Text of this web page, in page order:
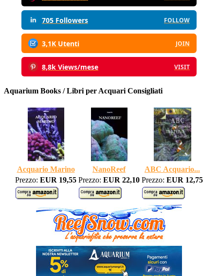
705 Followers FOLLOW
3,1K Utenti JOIN
8,8k Views/mese VISIT
Aquarium Books / Libri per Acquari Consigliati
Acquario Marino NanoReef
ABC Acquario...
Prezzo: EUR 19,55 Prezzo: EUR 22,10 Prezzo: EUR 12,75